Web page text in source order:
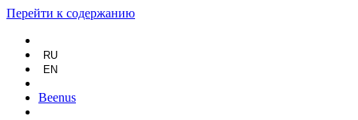
Перейти к содержанию
RU
EN
Beenus